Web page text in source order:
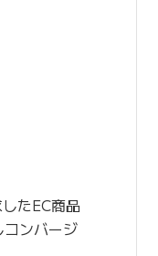
たEC商品
ンバージ